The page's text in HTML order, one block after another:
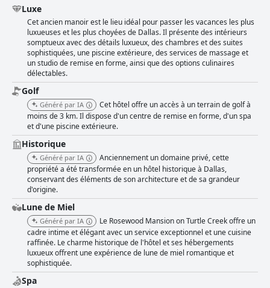
Luxe
Cet ancien manoir est le lieu idéal pour passer les vacances les plus
luxueuses et les plus choyées de Dallas. Il présente des intérieurs
somptueux avec des détails luxueux, des chambres et des suites
sophistiquées, une piscine extérieure, des services de massage et
un studio de remise en forme, ainsi que des options culinaires
délectables.
Golf
Généré par IA
Cet hôtel offre un accès à un terrain de golf à
moins de 3 km. Il dispose d'un centre de remise en forme, d'un spa
et d'une piscine extérieure.
Historique
Généré par IA
Anciennement un domaine privé, cette
propriété a été transformée en un hôtel historique à Dallas,
conservant des éléments de son architecture et de sa grandeur
d'origine.
Lune de Miel
Généré par IA
Le Rosewood Mansion on Turtle Creek offre un
cadre intime et élégant avec un service exceptionnel et une cuisine
raffinée. Le charme historique de l'hôtel et ses hébergements
luxueux offrent une expérience de lune de miel romantique et
sophistiquée.
Spa